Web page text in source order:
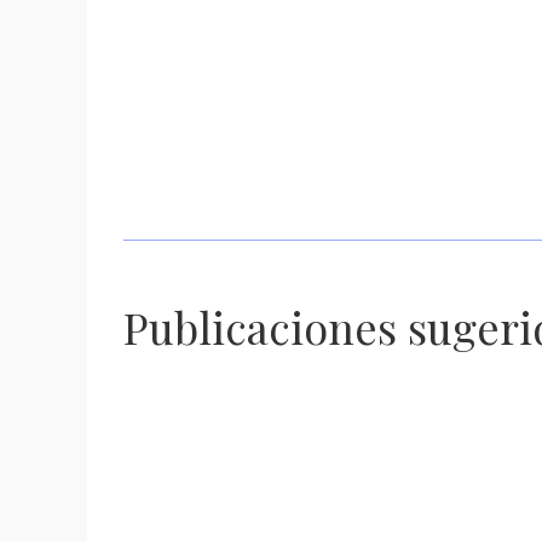
Publicaciones